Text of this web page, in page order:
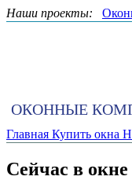
Наши проекты:
ОКОННЫЕ
Главная Купить окна
Сейчас в окне